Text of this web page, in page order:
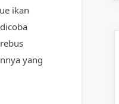
ikan
yang